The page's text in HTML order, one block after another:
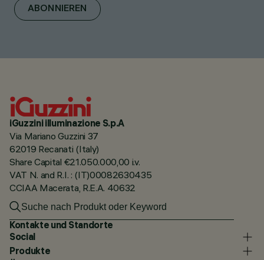
ABONNIEREN
iGuzzini illuminazione S.p.A
Via Mariano Guzzini 37
62019 Recanati (Italy)
Share Capital €21.050.000,00 i.v.
VAT N. and R.I. : (IT)00082630435
CCIAA Macerata, R.E.A. 40632
Kontakte und Standorte
Social
Produkte